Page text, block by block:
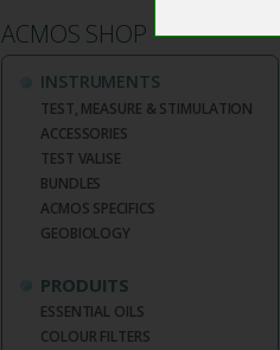
ACMOS SHOP
INSTRUMENTS
TEST, MEASURE & STIMULATION
ACCESSORIES
TEST VALISE
BUNDLES
ACMOS SPECIFICS
GEOBIOLOGY
PRODUITS
ESSENTIAL OILS
COLOUR FILTERS